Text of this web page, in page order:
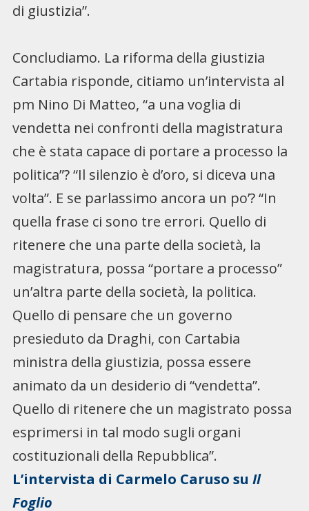
di giustizia”.
Concludiamo. La riforma della giustizia
Cartabia risponde, citiamo un’intervista al
pm Nino Di Matteo, “a una voglia di
vendetta nei confronti della magistratura
che è stata capace di portare a processo la
politica”? “Il silenzio è d’oro, si diceva una
volta”. E se parlassimo ancora un po’? “In
quella frase ci sono tre errori. Quello di
ritenere che una parte della società, la
magistratura, possa “portare a processo”
un’altra parte della società, la politica.
Quello di pensare che un governo
presieduto da Draghi, con Cartabia
ministra della giustizia, possa essere
animato da un desiderio di “vendetta”.
Quello di ritenere che un magistrato possa
esprimersi in tal modo sugli organi
costituzionali della Repubblica”.
L’intervista di Carmelo Caruso su Il
Foglio